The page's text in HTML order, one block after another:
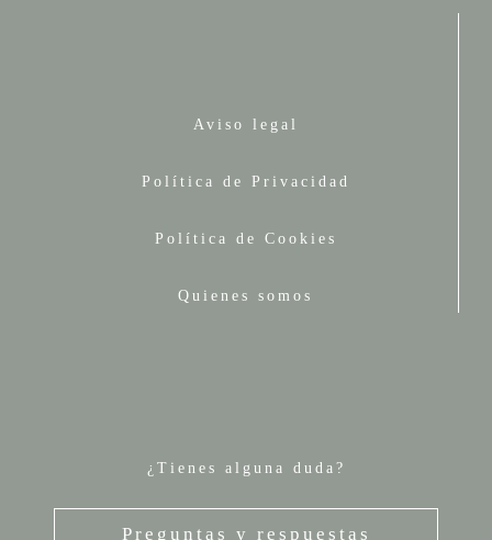
Aviso legal
Política de Privacidad
Política de Cookies
Quienes somos
¿Tienes alguna duda?
Preguntas y respuestas